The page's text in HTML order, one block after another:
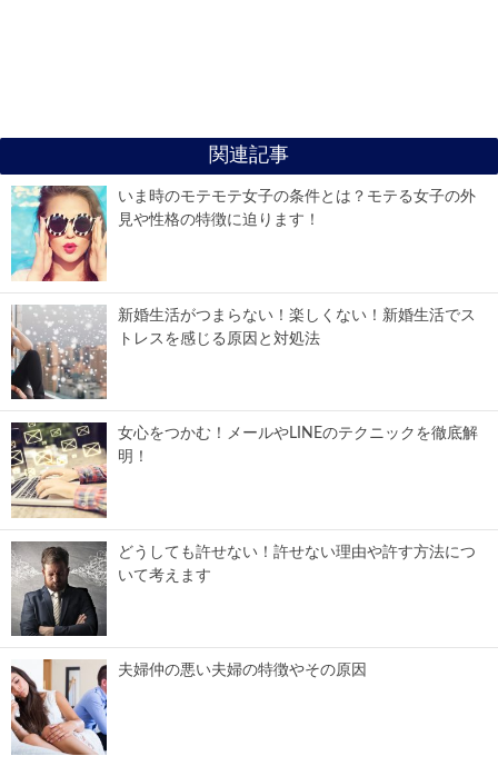
関連記事
いま時のモテモテ女子の条件とは？モテる女子の外
見や性格の特徴に迫ります！
新婚生活がつまらない！楽しくない！新婚生活でス
トレスを感じる原因と対処法
女心をつかむ！メールやLINEのテクニックを徹底解
明！
どうしても許せない！許せない理由や許す方法につ
いて考えます
夫婦仲の悪い夫婦の特徴やその原因